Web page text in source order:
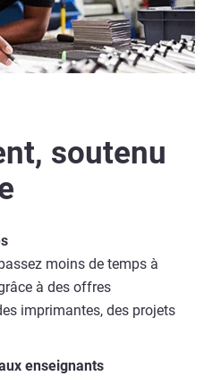
soutenu
moins de temps à
à des offres
imprimantes, des projets
enseignants